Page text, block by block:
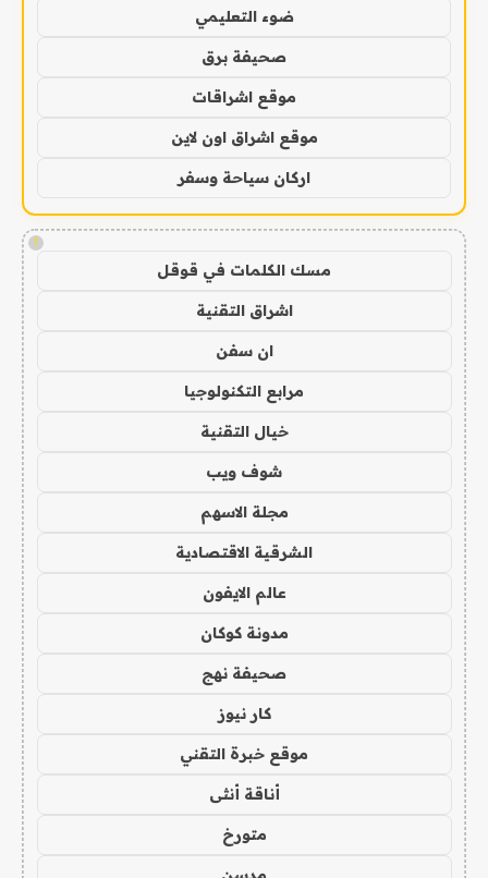
ضوء التعليمي
صحيفة برق
موقع اشراقات
موقع اشراق اون لاين
اركان سياحة وسفر
!
مسك الكلمات في قوقل
اشراق التقنية
ان سفن
مرابع التكنولوجيا
خيال التقنية
شوف ويب
مجلة الاسهم
الشرقية الاقتصادية
عالم الايفون
مدونة كوكان
صحيفة نهج
كار نيوز
موقع خبرة التقني
أناقة أنثى
متورخ